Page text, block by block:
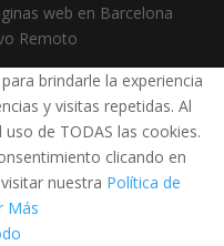
web en Barcelona
Remoto
brindarle la experiencia
y visitas repetidas. Al
de TODAS las cookies.
clicando en
nuestra Política de
Más